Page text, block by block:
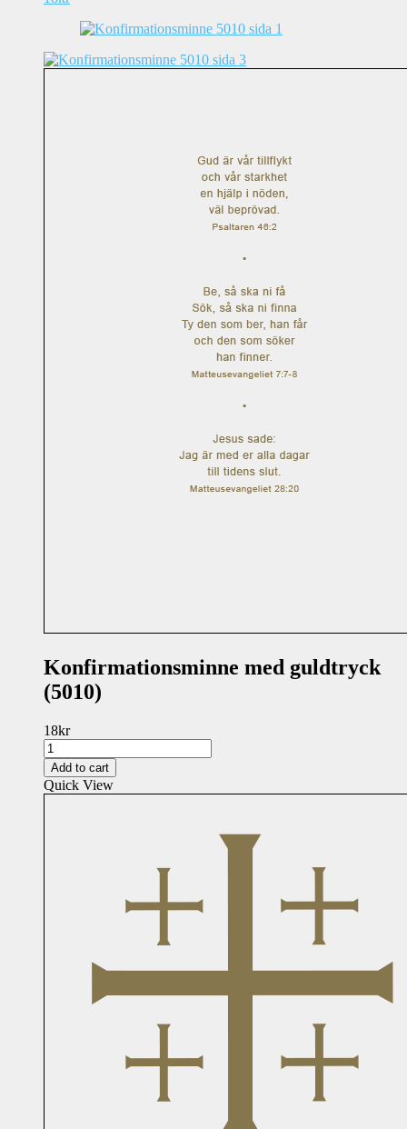
Konfirmationsminne med guldtryck
(5010)
18kr
Konfirmationsminne
med
guldtryck
(5010)
Add to cart
Quick View